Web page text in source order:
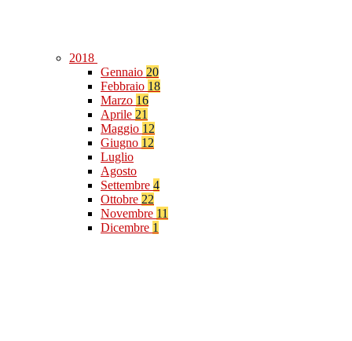
2018
Gennaio 20
Febbraio 18
Marzo 16
Aprile 21
Maggio 12
Giugno 12
Luglio
Agosto
Settembre 4
Ottobre 22
Novembre 11
Dicembre 1